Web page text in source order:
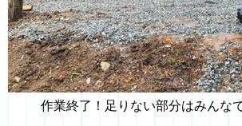
作業終了！足りない部分はみんな